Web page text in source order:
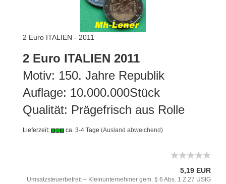
2 Euro ITALIEN - 2011
2 Euro ITALIEN 2011
Motiv: 150. Jahre Republik
Auflage: 10.000.000Stück
Qualität: Prägefrisch aus Rolle
Lieferzeit: ca. 3-4 Tage (Ausland abweichend)
5,19 EUR
Umsatzsteuerbefreit – Kleinunternehmer gem. § 6 Abs. 1 Z 27 UStG